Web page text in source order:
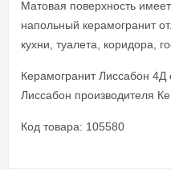
Матовая поверхность
напольный керамогранит
кухни, туалета, коридора,
Керамогранит Лиссабон 4Д
Лиссабон производителя
Код товара: 105580